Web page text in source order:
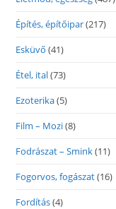
Építés, építőipar(217)
Esküvő (41)
Étel, ital(73)
Ezoterika(5)
Film – Mozi(8)
Fodrászat – Smink(11)
Fogorvos, fogászat(16)
Fordítás(4)